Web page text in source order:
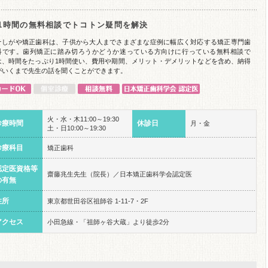
時間の無料相談でトコトン疑問を解決
しがや矯正歯科は、子供から大人までさまざまな症例に幅広く対応する矯正専門歯
です。歯列矯正に踏み切ろうかどうか迷っている方向けに行っている無料相談で
、時間をたっぷり1時間使い、費用や期間、メリット・デメリットなどを含め、納得
いくまで先生の話を聞くことができます。
療時間
火・水・木11:00～19:30
土・日10:00～19:30
休診日 月・金
療科目 矯正歯科
定医資格等
有無
齋藤兆生先生（院長）／日本矯正歯科学会認定医
所 東京都世田谷区祖師谷 1-11-7・2F
クセス 小田急線・「祖師ヶ谷大蔵」より徒歩2分